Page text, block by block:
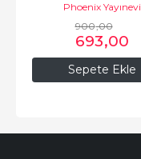
Sepete Ekle
Phoenix Yayınevi
900,00
693,00